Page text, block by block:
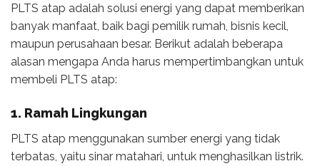
PLTS atap adalah solusi energi yang dapat memberikan
banyak manfaat, baik bagi pemilik rumah, bisnis kecil,
maupun perusahaan besar. Berikut adalah beberapa
alasan mengapa Anda harus mempertimbangkan untuk
membeli PLTS atap:
1. Ramah Lingkungan
PLTS atap menggunakan sumber energi yang tidak
terbatas, yaitu sinar matahari, untuk menghasilkan listrik.